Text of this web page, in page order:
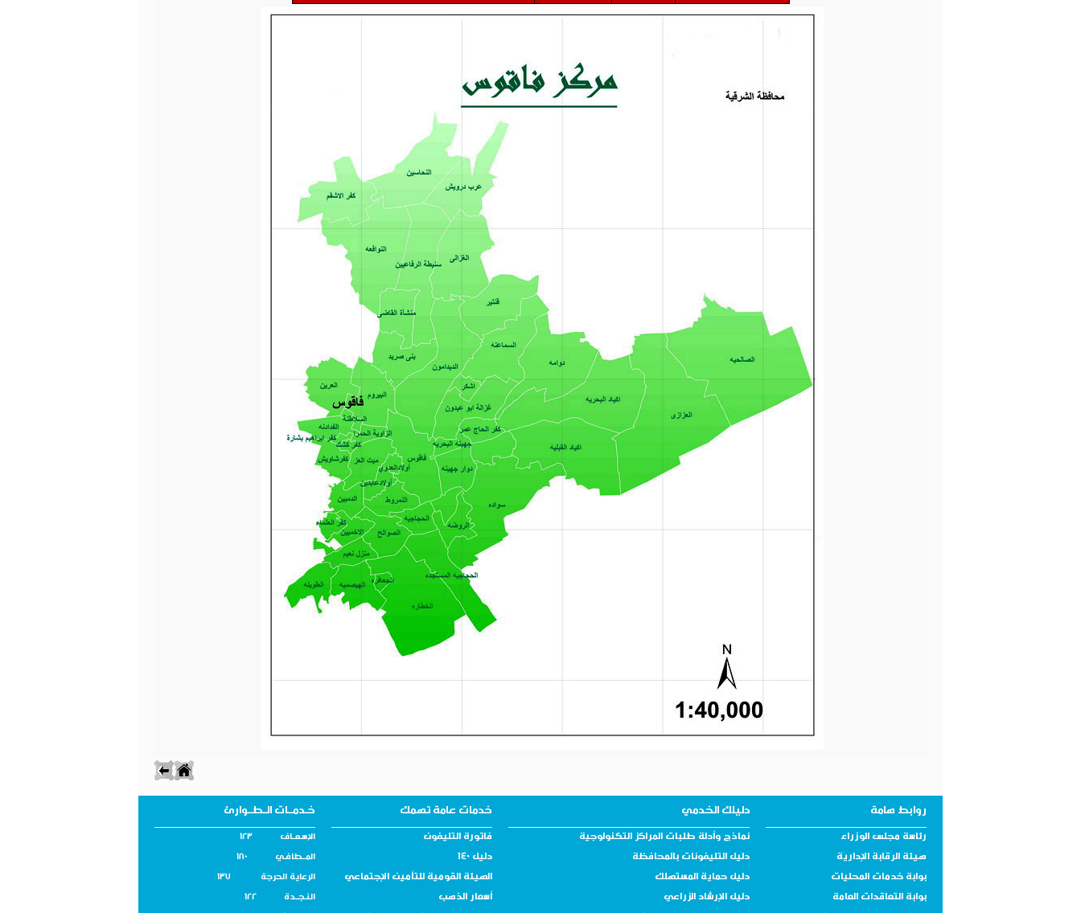
روابط هامة دليلك الخدمي خدمات عامة تهمك خـدمــات الـطــوارئ
رئاسة مجلس الوزراء نماذج وأدلة طلبات المراكز التكنولوجية فاتورة التليفون الإسـعــاف 123
هيئة الرقابة الإدارية دليل التليفونات بالمحافظة دليل 140 المــطافـي 180
بوابة خدمات المحليات دليل حماية المستهلك الهيئة القومية للتأمين الإجتماعي الرعاية الحرجة 137
بوابة التعاقدات العامة دليل الإرشاد الزراعي أسعار الذهب النـجــدة 122